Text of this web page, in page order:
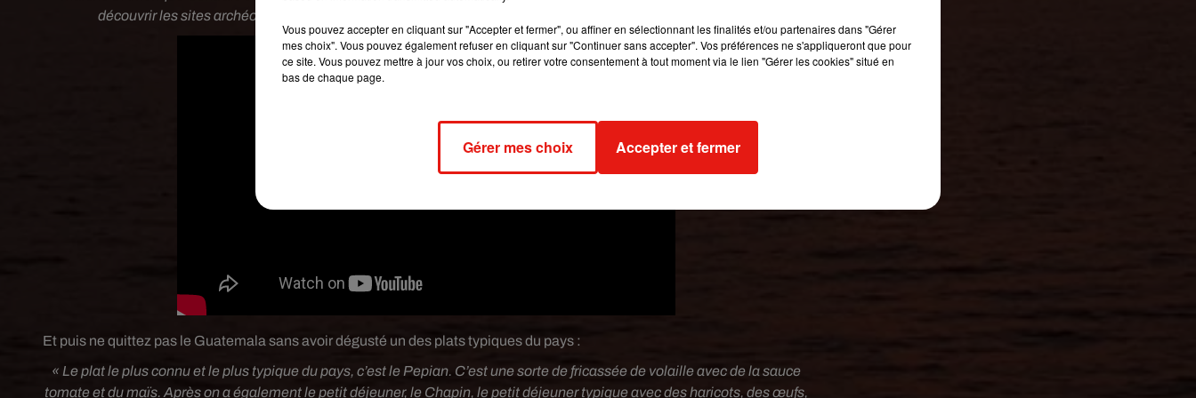
découvrir les sites archéologiques, et notamment le site de Tikal le plus grand site Maya du Guatemala. »
Et puis ne quittez pas le Guatemala sans avoir dégusté un des plats typiques du pays :
« Le plat le plus connu et le plus typique du pays, c’est le Pepian. C’est une sorte de fricassée de volaille avec de la sauce
tomate et du maïs. Après on a également le petit déjeuner, le Chapin, le petit déjeuner typique avec des haricots, des œufs,
Vous pouvez accepter en cliquant sur "Accepter et fermer", ou affiner en sélectionnant les finalités et/ou partenaires dans "Gérer
mes choix". Vous pouvez également refuser en cliquant sur "Continuer sans accepter". Vos préférences ne s'appliqueront que pour
ce site. Vous pouvez mettre à jour vos choix, ou retirer votre consentement à tout moment via le lien "Gérer les cookies" situé en
bas de chaque page.
Gérer mes choix Accepter et fermer